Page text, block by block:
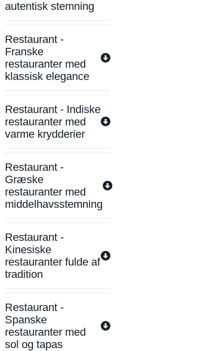
autentisk stemning
Restaurant -
Franske
restauranter med
klassisk elegance
Restaurant - Indiske
restauranter med
varme krydderier
Restaurant -
Græske
restauranter med
middelhavsstemning
Restaurant -
Kinesiske
restauranter fulde af
tradition
Restaurant -
Spanske
restauranter med
sol og tapas